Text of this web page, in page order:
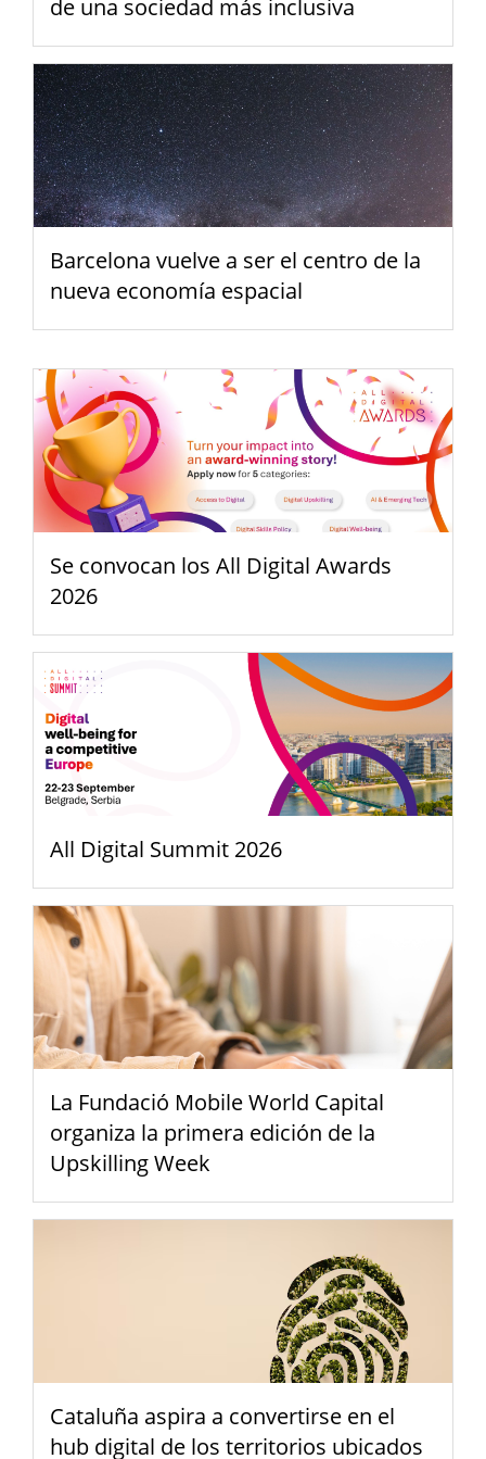
de una sociedad más inclusiva
Barcelona vuelve a ser el centro de la
nueva economía espacial
Se convocan los All Digital Awards
2026
All Digital Summit 2026
La Fundació Mobile World Capital
organiza la primera edición de la
Upskilling Week
Cataluña aspira a convertirse en el
hub digital de los territorios ubicados